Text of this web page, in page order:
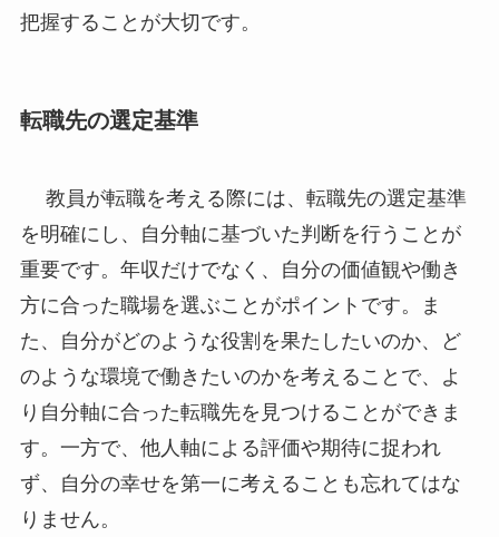
把握することが大切です。
転職先の選定基準
教員が転職を考える際には、転職先の選定基準
を明確にし、自分軸に基づいた判断を行うことが
重要です。年収だけでなく、自分の価値観や働き
方に合った職場を選ぶことがポイントです。ま
た、自分がどのような役割を果たしたいのか、ど
のような環境で働きたいのかを考えることで、よ
り自分軸に合った転職先を見つけることができま
す。一方で、他人軸による評価や期待に捉われ
ず、自分の幸せを第一に考えることも忘れてはな
りません。